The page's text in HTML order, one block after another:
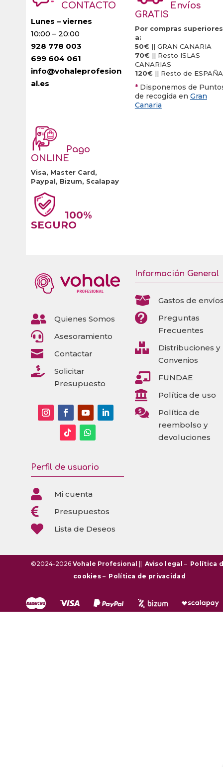
CONTACTO
Lunes – viernes
10:00 – 20:00
928 778 003
699 604 061
info@vohaleprofesion
al.es
Envíos
GRATIS
Por compras superiores
a:
50€|| GRAN CANARIA
70€|| Resto ISLAS
CANARIAS
120€|| Resto de ESPAÑA
* Disponemos de
de recogida en Gran
Canaria
Pago
ONLINE
Visa, Master Card,
Paypal, Bizum, Scalapay
100%
SEGURO
 Quienes Somos
 Asesoramiento
 Contactar

Solicitar
Presupuesto
Información General
 Gastos de

Preguntas
Frecuentes

Distribuciones y
Convenios
 FUNDAE
 Política de uso

Política de
reembolso y
devoluciones
Perfil de usuario
 Mi cuenta
 Presupuestos
 Lista de Deseos
©2024-2026 Vohale Profesional Aviso legal – Política
cookies– Política de privacidad